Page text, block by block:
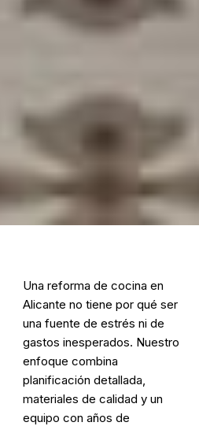
Una reforma de cocina en
Alicante no tiene por qué ser
una fuente de estrés ni de
gastos inesperados. Nuestro
enfoque combina
planificación detallada,
materiales de calidad y un
equipo con años de